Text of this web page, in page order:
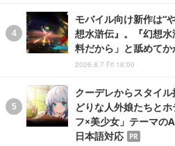
モバイル向け新作は“
想水滸伝』。『幻想
料だから」と舐めてか
2026.8.7 Fri 18:00
クーデレからスタイ
どりな人外娘たちと
フ×美少女」テーマの
日本語対応
PR